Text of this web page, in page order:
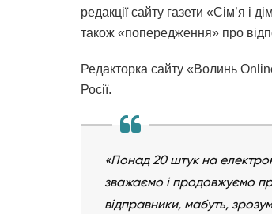
редакції сайту газети «Сім’я і
також «попередження» про
Редакторка сайту «Волинь
Росії.
«Понад 20 штук на
зважаємо і продовжуємо
відправники, мабуть,